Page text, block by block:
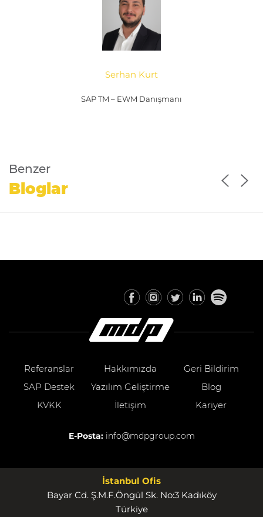
Serhan Kurt
SAP TM – EWM Danışmanı
Benzer
Bloglar
Referanslar Hakkımızda
Geri Bildirim
SAP Destek
Yazılım Geliştirme
Blog
KVKK
İletişim Kariyer
E-Posta: info@mdpgroup.com
İstanbul Ofis
Bayar Cd. Ş.M.F.Öngül Sk. No:3 Kadıköy
Türkiye